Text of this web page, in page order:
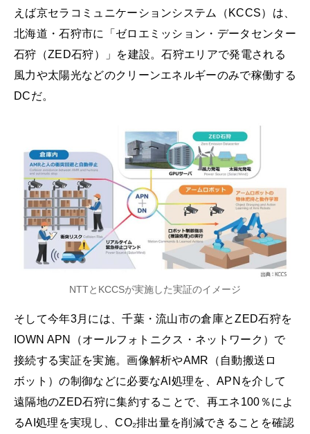
えば京セラコミュニケーションシステム（KCCS）は、
北海道・石狩市に「ゼロエミッション・データセンター
石狩（ZED石狩）」を建設。石狩エリアで発電される
風力や太陽光などのクリーンエネルギーのみで稼働する
DCだ。
NTTとKCCSが実施した実証のイメージ
そして今年3月には、千葉・流山市の倉庫とZED石狩を
IOWN APN（オールフォトニクス・ネットワーク）で
接続する実証を実施。画像解析やAMR（自動搬送ロ
ボット）の制御などに必要なAI処理を、APNを介して
遠隔地のZED石狩に集約することで、再エネ100％によ
るAI処理を実現し、CO₂排出量を削減できることを確認